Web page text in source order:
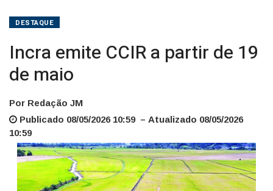
DESTAQUE
Incra emite CCIR a partir de 19
de maio
Por Redação JM
Publicado 08/05/2026 10:59 – Atualizado 08/05/2026
10:59